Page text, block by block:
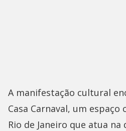
A manifestação cultural
Casa Carnaval, um
Rio de Janeiro que atua na